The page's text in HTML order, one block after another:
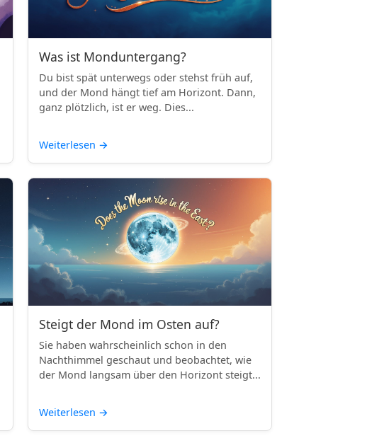
Was ist Monduntergang?
Du bist spät unterwegs oder stehst früh auf,
und der Mond hängt tief am Horizont. Dann,
ganz plötzlich, ist er weg. Dies...
Weiterlesen →
Steigt der Mond im Osten auf?
Sie haben wahrscheinlich schon in den
Nachthimmel geschaut und beobachtet, wie
der Mond langsam über den Horizont steigt...
Weiterlesen →